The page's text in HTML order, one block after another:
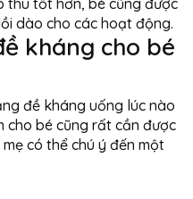
thu tốt hơn, bé cũng được
dào cho các hoạt động.
kháng cho bé
đề kháng uống lúc nào
cho bé cũng rất cần được
có thể chú ý đến một